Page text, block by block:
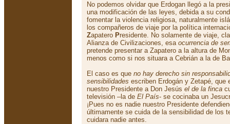
No podemos olvidar que Erdogan llegó a la
una modificación de las leyes, debida a su
fomentar la violencia religiosa, naturalmente
los compañeros de viaje por la política
Zapatero Presidente. No solamente de viaje,
Alianza de Civilizaciones, esa ocurrencia de
pretende presentar a Zapatero a la altura de
menos como si nos situara a Cebrián a la de
El caso es que no hay derecho sin
sensibilidades escriben Erdogán y Zetapé, que
nuestro Presidente a Don Jesús el de la finca
televisión –la de El País- se cocinaba un
¡Pues no es nadie nuestro Presidente
últimamente se cuida de la sensibilidad de los
cuidara nadie antes.